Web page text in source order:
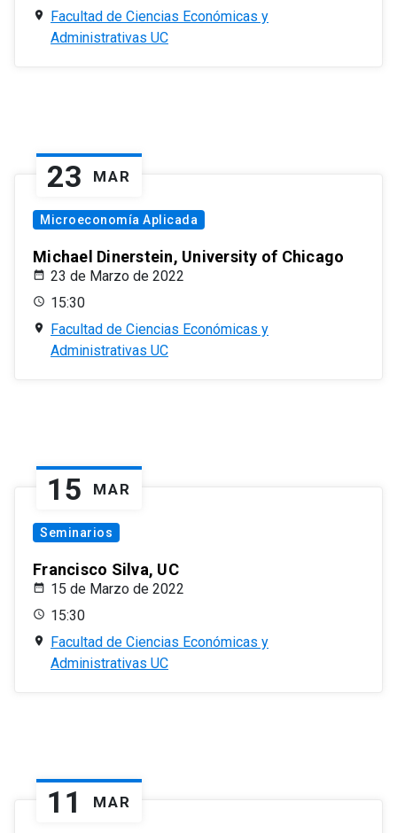
Facultad de Ciencias Económicas y
Administrativas UC
23 MAR
Microeconomía Aplicada
Michael Dinerstein, University of Chicago
23 de Marzo de 2022
15:30
Facultad de Ciencias Económicas y
Administrativas UC
15 MAR
Seminarios
Francisco Silva, UC
15 de Marzo de 2022
15:30
Facultad de Ciencias Económicas y
Administrativas UC
11 MAR